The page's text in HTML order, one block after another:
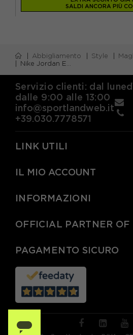
SALDI ANCORA PIÙ
Abbigliamento Style
Nike Jordan Essentials T-Shirt Logo Nero Bianco Donna
Servizio clienti: dal
dalle 9:00 alle 13:00
info@sportlandweb.it
+39.030.7778571
LINK UTILI
IL MIO ACCOUNT
INFORMAZIONI
OFFICIAL PARTNER OF
PAGAMENTO SICURO